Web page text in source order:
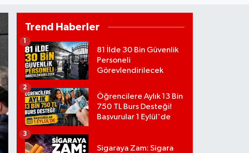
Trend Haberler
81 İlde 30 Bin Güvenlik
Personeli
Görevlendirilecek
1
Öğrencilere Aylık 13 Bin
750 TL Burs Desteği!
Başvurular 1 Eylül'de
2
Sigaraya Zam: Sigara
3